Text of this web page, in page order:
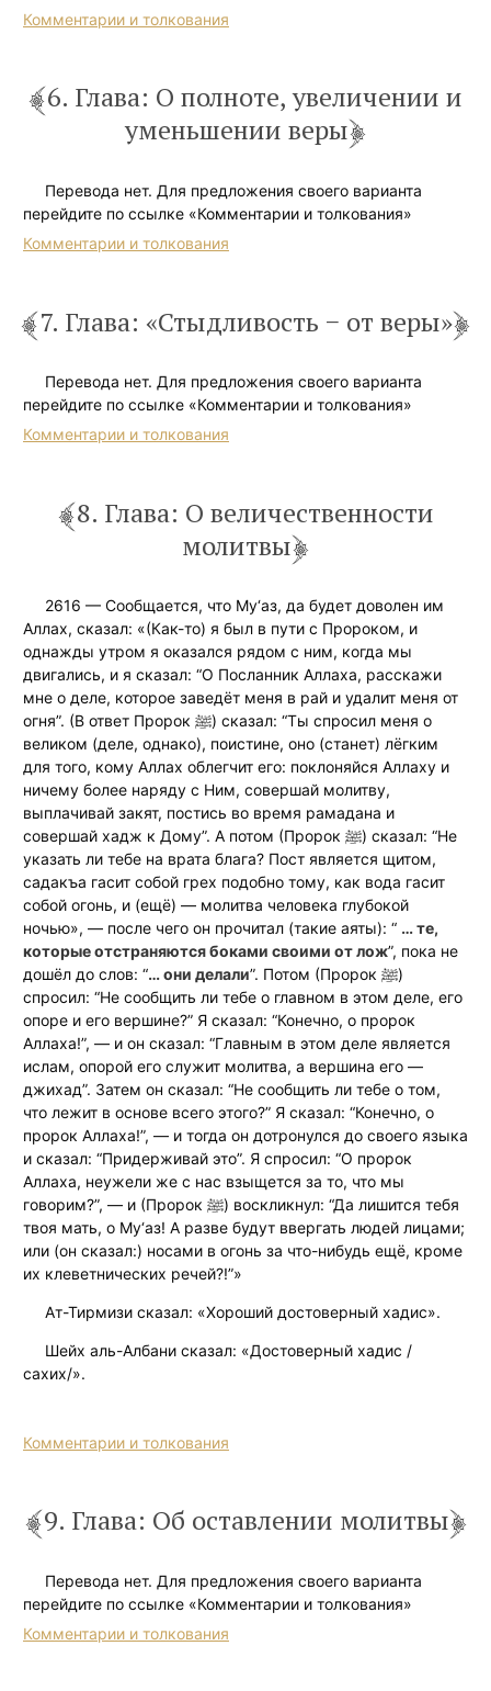
Комментарии и толкования
6. Глава: О полноте, увеличении и
уменьшении веры
Перевода нет. Для предложения своего варианта
перейдите по ссылке «Комментарии и толкования»
Комментарии и толкования
7. Глава: «Стыдливость − от веры»
Перевода нет. Для предложения своего варианта
перейдите по ссылке «Комментарии и толкования»
Комментарии и толкования
8. Глава: О величественности
молитвы
2616 — Сообщается, что Му‘аз, да будет доволен им
Аллах, сказал: «(Как-то) я был в пути с Пророком, и
однажды утром я оказался рядом с ним, когда мы
двигались, и я сказал: “О Посланник Аллаха, расскажи
мне о деле, которое заведёт меня в рай и удалит меня от
огня”. (В ответ Пророк ﷺ) сказал: “Ты спросил меня о
великом (деле, однако), поистине, оно (станет) лёгким
для того, кому Аллах облегчит его: поклоняйся Аллаху и
ничему более наряду с Ним, совершай молитву,
выплачивай закят, постись во время рамадана и
совершай хадж к Дому”. А потом (Пророк ﷺ) сказал: “Не
указать ли тебе на врата блага? Пост является щитом,
садакъа гасит собой грех подобно тому, как вода гасит
собой огонь, и (ещё) — молитва человека глубокой
ночью», — после чего он прочитал (такие аяты): “ … те,
которые отстраняются боками своими от лож”, пока не
дошёл до слов: “… они делали”. Потом (Пророк ﷺ)
спросил: “Не сообщить ли тебе о главном в этом деле, его
опоре и его вершине?” Я сказал: “Конечно, о пророк
Аллаха!”, — и он сказал: “Главным в этом деле является
ислам, опорой его служит молитва, а вершина его —
джихад”. Затем он сказал: “Не сообщить ли тебе о том,
что лежит в основе всего этого?” Я сказал: “Конечно, о
пророк Аллаха!”, — и тогда он дотронулся до своего языка
и сказал: “Придерживай это”. Я спросил: “О пророк
Аллаха, неужели же с нас взыщется за то, что мы
говорим?”, — и (Пророк ﷺ) воскликнул: “Да лишится тебя
твоя мать, о Му‘аз! А разве будут ввергать людей лицами;
или (он сказал:) носами в огонь за что-нибудь ещё, кроме
их клеветнических речей?!”»
Ат-Тирмизи сказал: «Хороший достоверный хадис».
Шейх аль-Албани сказал: «Достоверный хадис /
сахих/».
Комментарии и толкования
9. Глава: Об оставлении молитвы
Перевода нет. Для предложения своего варианта
перейдите по ссылке «Комментарии и толкования»
Комментарии и толкования